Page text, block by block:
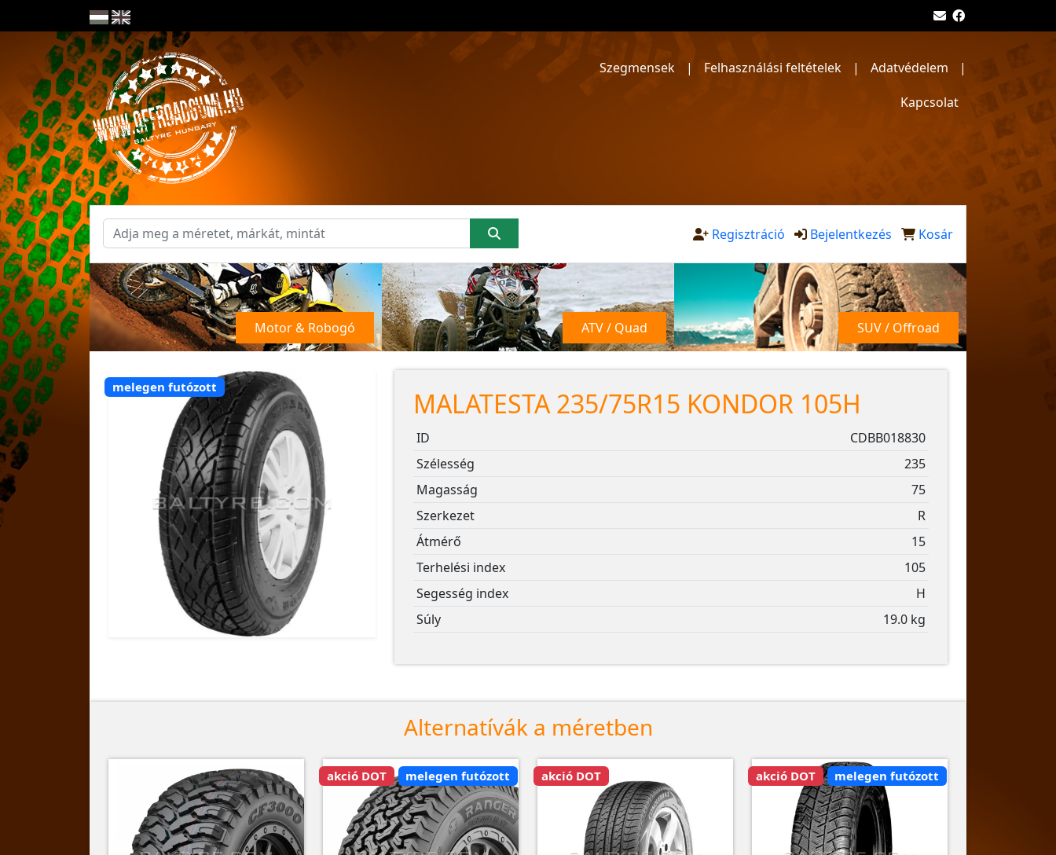
Szegmensek | Felhasználási feltételek | Adatvédelem
|
Kapcsolat
Regisztráció Bejelentkezés Kosár
Motor & Robogó ATV / Quad SUV / Offroad
melegen futózott MALATESTA 235/75R15 KONDOR 105H
ID
CDBB018830
Szélesség
235
Magasság
75
Szerkezet
R
Átmérő
15
Terhelési index
105
Segesség index
H
Súly
19.0 kg
Alternatívák a méretben
akció DOT melegen futózott akció DOT akció DOT melegen futózott